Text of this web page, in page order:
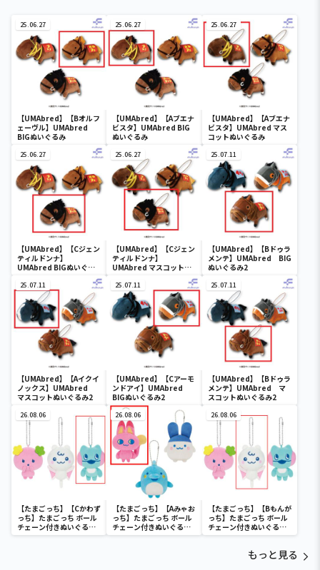
25.06.27
【UMAbred】【Bオルフ
ェーヴル】UMAbred
BIGぬいぐるみ
25.06.27
【UMAbred】【Aブエナ
ビスタ】UMAbred BIG
ぬいぐるみ
25.06.27
【UMAbred】【Aブエナ
ビスタ】UMAbred マス
コットぬいぐるみ
25.06.27
【UMAbred】【Cジェン
ティルドンナ】
UMAbred BIGぬいぐる
25.06.27
【UMAbred】【Cジェン
ティルドンナ】
UMAbred マスコットぬ
25.07.11
【UMAbred】【Bドゥラ
メンテ】UMAbred BIG
ぬいぐるみ2
25.07.11
【UMAbred】【Aイクイ
ノックス】UMAbred
マスコットぬいぐるみ2
25.07.11
【UMAbred】【Cアーモ
ンドアイ】UMAbred
BIGぬいぐるみ2
25.07.11
【UMAbred】【Bドゥラ
メンテ】UMAbred マ
スコットぬいぐるみ2
26.08.06
【たまごっち】【Cかわず
っち】たまごっち ボール
チェーン付きぬいぐるみ
～Tamagotchi
26.08.06
【たまごっち】【Aみゃお
っち】たまごっち ボール
チェーン付きぬいぐるみ
～Tamagotchi
26.08.06
【たまごっち】【Bもんが
っち】たまごっち ボール
チェーン付きぬいぐるみ
～Tamagotchi
もっと見る